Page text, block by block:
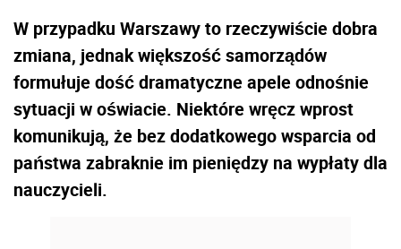
W przypadku Warszawy to rzeczywiście dobra
zmiana, jednak większość samorządów
formułuje dość dramatyczne apele odnośnie
sytuacji w oświacie. Niektóre wręcz wprost
komunikują, że bez dodatkowego wsparcia od
państwa zabraknie im pieniędzy na wypłaty dla
nauczycieli.